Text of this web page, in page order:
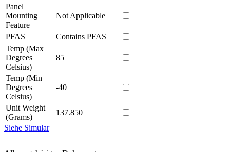
Panel
Mounting
Feature
Not Applicable
PFAS
Contains PFAS
Temp (Max
Degrees
Celsius)
85
Temp (Min
Degrees
Celsius)
-40
Unit Weight
(Grams)
137.850
Siehe Simular